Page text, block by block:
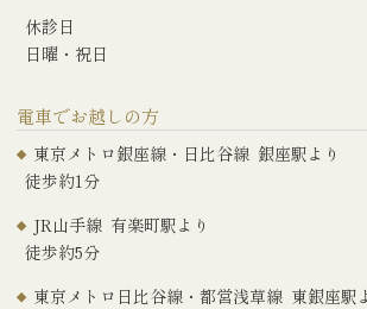
休診日
日曜・祝日
電車でお越しの方
東京メトロ銀座線・日比谷線 銀座駅より
徒歩約1分
JR山手線 有楽町駅より
徒歩約5分
東京メトロ日比谷線・都営浅草線 東銀座駅